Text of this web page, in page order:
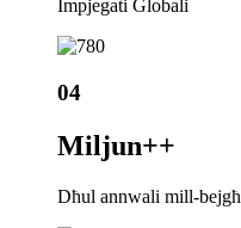
Impjegati Globali
04
Miljun++
Dħul annwali mill-bejgħ